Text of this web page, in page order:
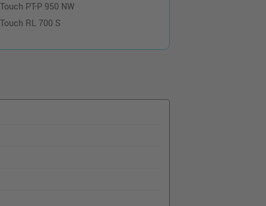
PT-P 950 NW
RL 700 S